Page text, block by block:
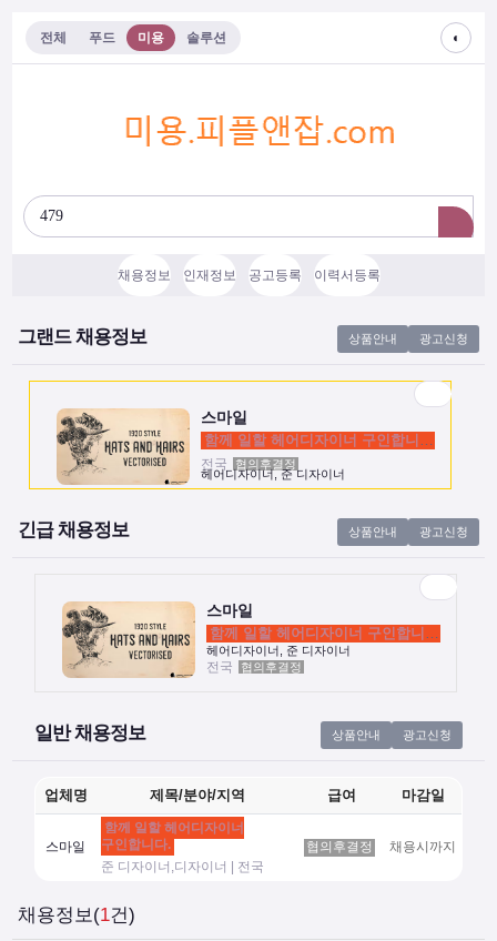
전체 푸드 미용 솔루션 ◐
채용정보 인재정보 공고등록 이력서등록
그랜드 채용정보 상품안내 광고신청
헤어디자이너, 준 디자이너
스마일
함께 일할 헤어디자이너 구인합니다.
헤어디자이너, 준 디자이너
전국 협의후결정
긴급 채용정보 상품안내 광고신청
스마일
함께 일할 헤어디자이너 구인합니다.
헤어디자이너, 준 디자이너
전국
협의후결정
일반 채용정보 상품안내 광고신청
업체명 제목/분야/지역 급여 마감일
스마일
함께 일할 헤어디자이너
구인합니다.
준 디자이너,디자이너 | 전국
협의후결정 채용시까지
채용정보(1건)